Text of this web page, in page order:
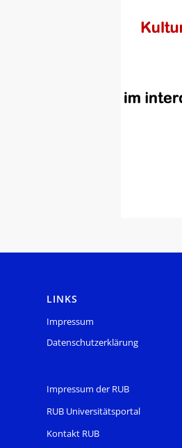
LINKS
Impressum
Datenschutzerklärung
Impressum der RUB
RUB Universitätsportal
Kontakt RUB